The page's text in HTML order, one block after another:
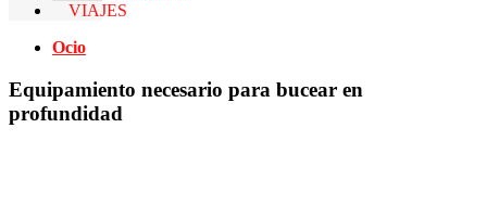
VIAJES
Ocio
Equipamiento necesario para bucear en
profundidad